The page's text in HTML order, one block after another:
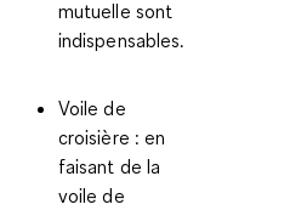
mutuelle sont
indispensables.
Voile de
croisière : en
faisant de la
voile de